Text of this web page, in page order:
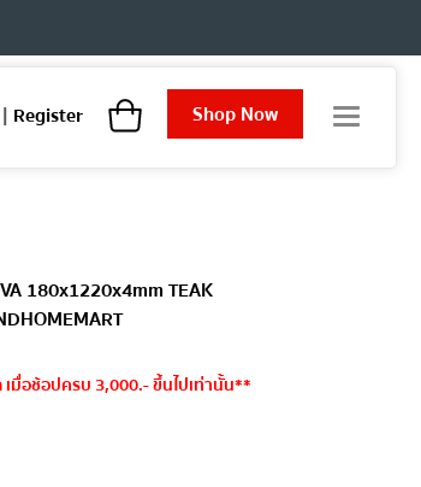
| Register Shop Now
T
g
180x1220x4mm TEAK
มื่อช้อปครบ 3,000.- ขึ้นไปเท่านั้น**